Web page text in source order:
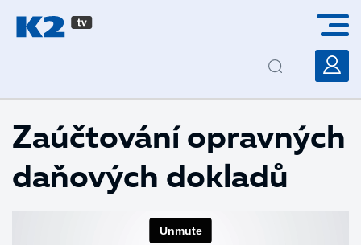
Zaúčtování opravných
daňových dokladů